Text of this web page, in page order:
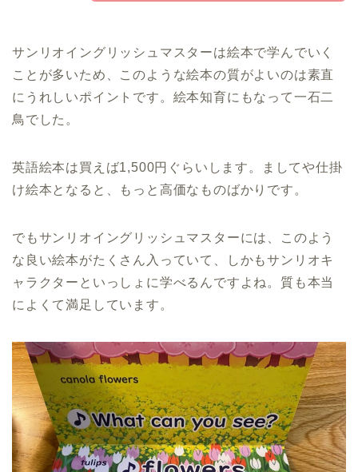
サンリオイングリッシュマスターは絵本で学んでいく
ことが多いため、このような絵本の質がよいのは素直
にうれしいポイントです。絵本知育にもなって一石二
鳥でした。
英語絵本は買えば1,500円ぐらいします。ましてや仕掛
け絵本となると、もっと高価なものばかりです。
でもサンリオイングリッシュマスターには、このよう
な良い絵本がたくさん入っていて、しかもサンリオキ
ャラクターといっしょに学べるんですよね。質も本当
によくて満足しています。